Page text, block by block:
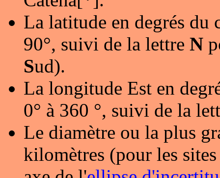
La latitude en degrés du
90°, suivi de la lettre N
Sud).
La longitude Est en
0° à 360 °, suivi de la
Le diamètre ou la plus
kilomètres (pour les